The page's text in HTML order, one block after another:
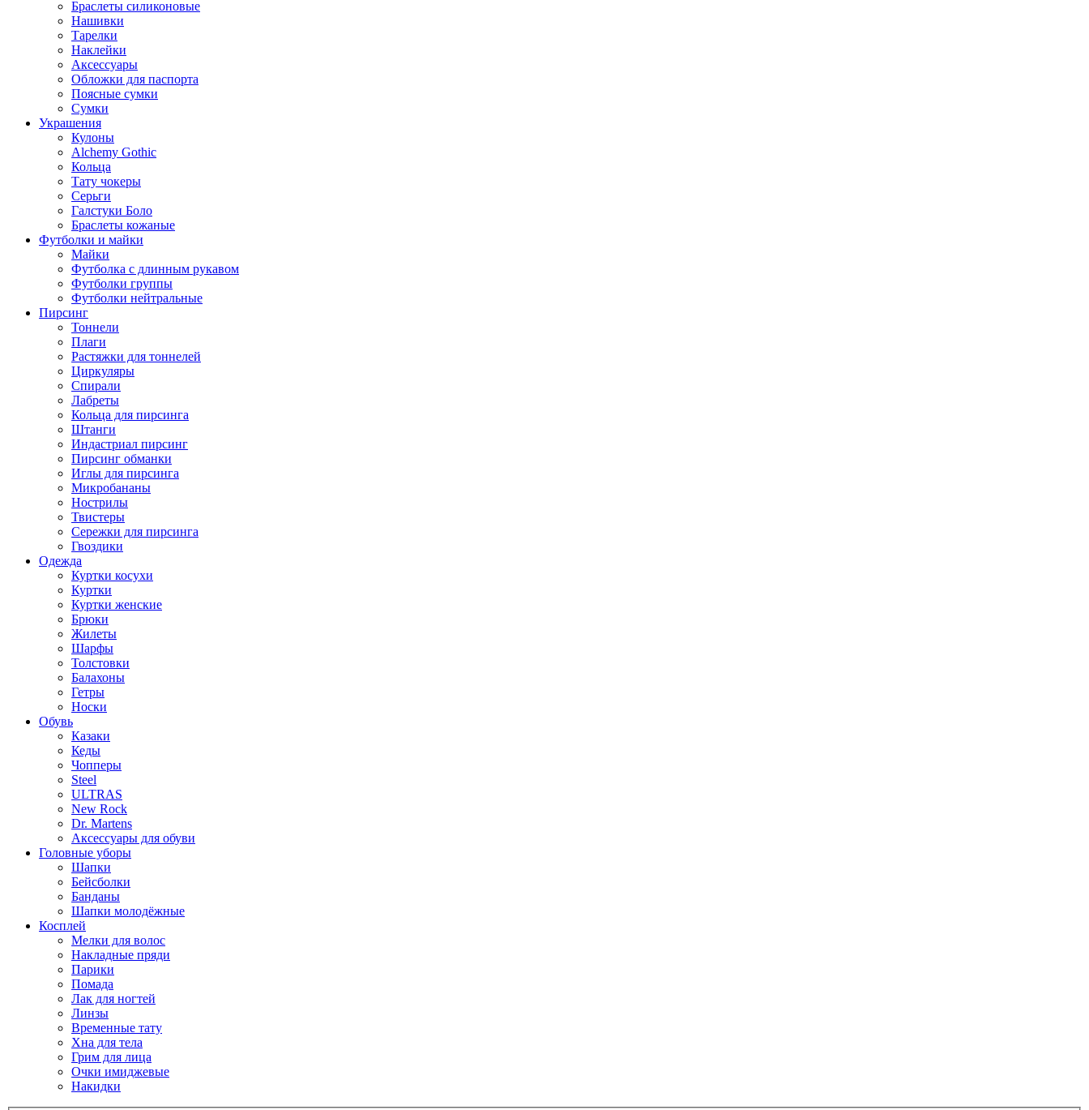
Браслеты силиконовые
Нашивки
Тарелки
Наклейки
Аксессуары
Обложки для паспорта
Поясные сумки
Сумки
Украшения
Кулоны
Alchemy Gothic
Кольца
Тату чокеры
Серьги
Галстуки Боло
Браслеты кожаные
Футболки и майки
Майки
Футболка с длинным рукавом
Футболки группы
Футболки нейтральные
Пирсинг
Тоннели
Плаги
Растяжки для тоннелей
Циркуляры
Спирали
Лабреты
Кольца для пирсинга
Штанги
Индастриал пирсинг
Пирсинг обманки
Иглы для пирсинга
Микробананы
Нострилы
Твистеры
Сережки для пирсинга
Гвоздики
Одежда
Куртки косухи
Куртки
Куртки женские
Брюки
Жилеты
Шарфы
Толстовки
Балахоны
Гетры
Носки
Обувь
Казаки
Кеды
Чопперы
Steel
ULTRAS
New Rock
Dr. Martens
Аксессуары для обуви
Головные уборы
Шапки
Бейсболки
Банданы
Шапки молодёжные
Косплей
Мелки для волос
Накладные пряди
Парики
Помада
Лак для ногтей
Линзы
Временные тату
Хна для тела
Грим для лица
Очки имиджевые
Накидки